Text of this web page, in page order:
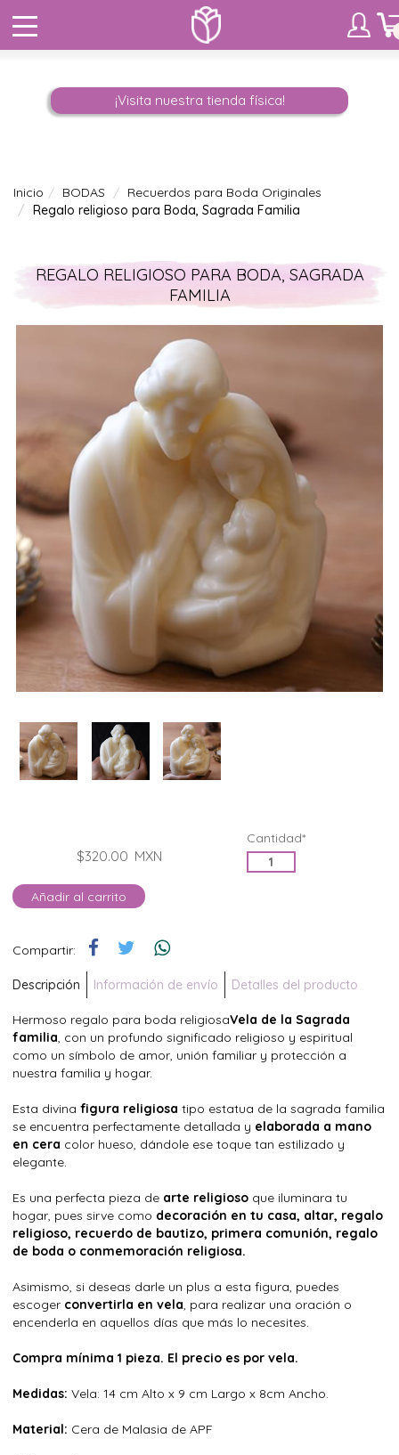
¡Visita nuestra tienda física!
Inicio BODAS
Recuerdos para Boda Originales
Regalo religioso para Boda, Sagrada Familia
REGALO RELIGIOSO PARA BODA, SAGRADA
FAMILIA
$320.00 MXN
Cantidad*
Añadir al carrito
Compartir:
Descripción Información de envío Detalles del producto
Hermoso regalo para boda religiosaVela de la Sagrada
familia, con un profundo significado religioso y espiritual
como un símbolo de amor, unión familiar y protección a
nuestra familia y hogar.
Esta divina figura religiosa tipo estatua de la sagrada familia
se encuentra perfectamente detallada y elaborada a mano
en cera color hueso, dándole ese toque tan estilizado y
elegante.
Es una perfecta pieza de arte religioso que iluminara tu
hogar, pues sirve como decoración en tu casa, altar, regalo
religioso, recuerdo de bautizo, primera comunión, regalo
de boda o conmemoración religiosa.
Asimismo, si deseas darle un plus a esta figura, puedes
escoger convertirla en vela, para realizar una oración o
encenderla en aquellos días que más lo necesites.
Compra mínima 1 pieza. El precio es por vela.
Medidas: Vela: 14 cm Alto x 9 cm Largo x 8cm Ancho.
Material: Cera de Malasia de APF